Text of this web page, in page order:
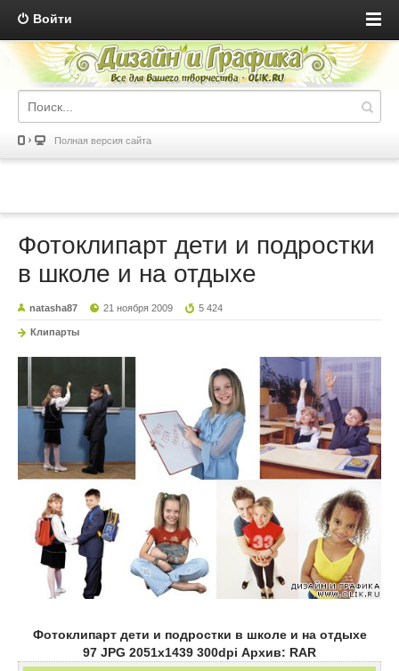
Войти
Полная версия сайта
Фотоклипарт дети и подростки
в школе и на отдыхе
natasha87 21 ноября 2009 5 424
Клипарты
Фотоклипарт дети и подростки в школе и на отдыхе
97 JPG 2051x1439 300dpi Архив: RAR